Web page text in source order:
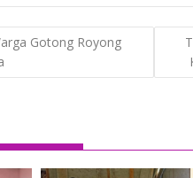
Gotong Royong